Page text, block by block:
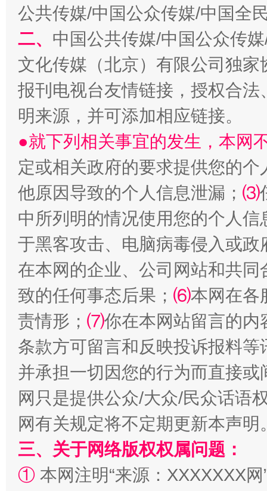
“刷贴”乱象丛生
生
揭批美国五大"原罪" "
解纷+调解+退费，一次搞定
公共传媒/中国公众传媒/中国全
二、 中国公共传媒/中国公众传
文化传媒（北京）有限公司独
报刊电视台友情链接，授权合
明来源，并可添加相应链接。
●就下列相关事宜的发生，本网
定或相关政府的要求提供您的个
他原因导致的个人信息泄漏； ⑶
中所列明的情况使用您的个人
于黑客攻击、电脑病毒侵入或
在本网的企业、公司网站和共
致的任何事态后果； ⑹本网在各
责情形； ⑺你在本网站留言的内
条款方可留言和反映投诉报料
并承担一切因您的行为而直接
网只是提供公众/大众/民众话语
网有关规定将不定期更新本声明
三、关于网络版权权属问题：
① 本网注明“来源：XXXXXXX